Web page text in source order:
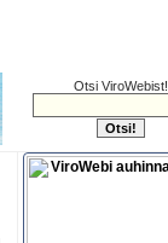
Otsi ViroWebist!